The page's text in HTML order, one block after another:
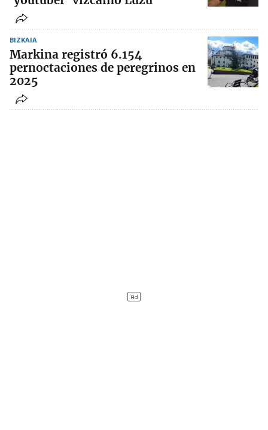
BIZKAIA
Markina registró 6.154
pernoctaciones de peregrinos en
2025